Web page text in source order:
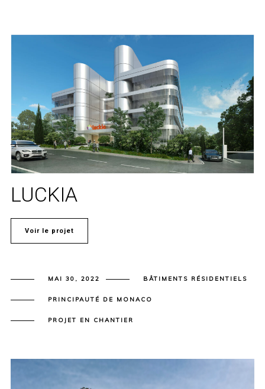
LUCKIA
Voir le projet
MAI 30, 2022 BÂTIMENTS RÉSIDENTIELS
PRINCIPAUTÉ DE MONACO
PROJET EN CHANTIER